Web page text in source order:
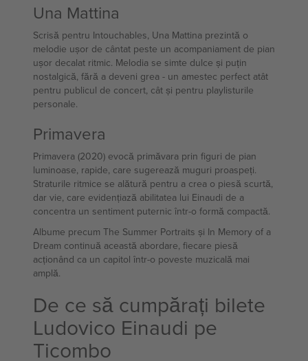
Una Mattina
Scrisă pentru Intouchables, Una Mattina prezintă o
melodie ușor de cântat peste un acompaniament de pian
ușor decalat ritmic. Melodia se simte dulce și puțin
nostalgică, fără a deveni grea - un amestec perfect atât
pentru publicul de concert, cât și pentru playlisturile
personale.
Primavera
Primavera (2020) evocă primăvara prin figuri de pian
luminoase, rapide, care sugerează muguri proaspeți.
Straturile ritmice se alătură pentru a crea o piesă scurtă,
dar vie, care evidențiază abilitatea lui Einaudi de a
concentra un sentiment puternic într-o formă compactă.
Albume precum The Summer Portraits și In Memory of a
Dream continuă această abordare, fiecare piesă
acționând ca un capitol într-o poveste muzicală mai
amplă.
De ce să cumpărați bilete
Ludovico Einaudi pe
Ticombo